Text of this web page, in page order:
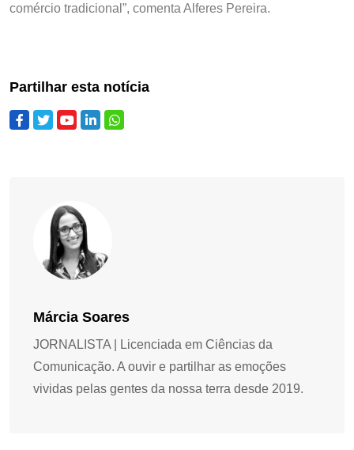
comércio tradicional”, comenta Alferes Pereira.
Partilhar esta notícia
Márcia Soares
JORNALISTA | Licenciada em Ciências da
Comunicação. A ouvir e partilhar as emoções
vividas pelas gentes da nossa terra desde 2019.